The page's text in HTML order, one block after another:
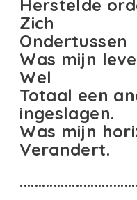
Herstelde
Zich
Ondertussen
Was mijn
Wel
Totaal een
ingeslagen.
Was mijn
Verandert.